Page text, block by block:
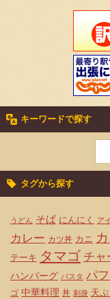
キーワードで探す
タグから探す
うどん そば にんにく ア
カレー カツ丼 カニ
テーキ タマゴ チャ
ハンバーグ パスタ パ
ゴ 中華料理 丼 刺身 天ぷ